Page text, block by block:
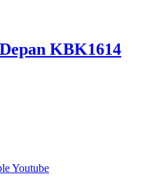
KBK1614
Youtube